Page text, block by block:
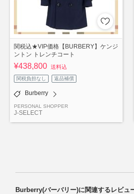
関税込★VIP価格【BURBERY】ケンジ
ントン トレンチコート
¥438,800 送料込
関税負担なし 返品補償
Burberry
PERSONAL SHOPPER
J-SELECT
Burberry(バーバリー)に関連するレビュ